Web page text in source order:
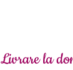
Livrare la